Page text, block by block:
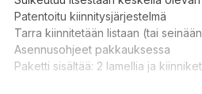
Patentoitu kiinnitysjärjestelmä
Tarra kiinnitetään listaan (tai
Asennusohjeet pakkauksessa
Paketti sisältää: 2 lamellia ja